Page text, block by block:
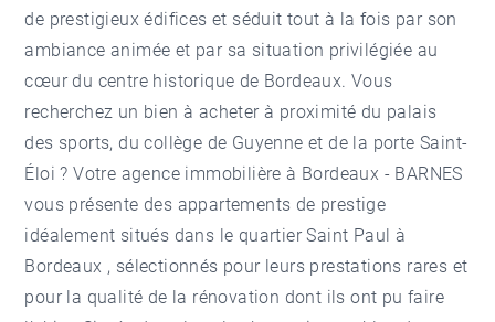
de prestigieux édifices et séduit tout à la fois par son
ambiance animée et par sa situation privilégiée au
cœur du centre historique de Bordeaux. Vous
recherchez un bien à acheter à proximité du palais
des sports, du collège de Guyenne et de la porte Saint-
Éloi ? Votre agence immobilière à Bordeaux - BARNES
vous présente des appartements de prestige
idéalement situés dans le quartier Saint Paul à
Bordeaux , sélectionnés pour leurs prestations rares et
pour la qualité de la rénovation dont ils ont pu faire